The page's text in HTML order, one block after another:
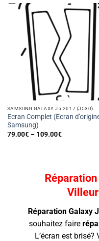
SAMSUNG GALAXY J5 2017 (J530)
Ecran Complet (Ecran
Samsung)
79.00€– 109.00€
Réparation Galaxy
souhaitez faire
L’écran est brisé?